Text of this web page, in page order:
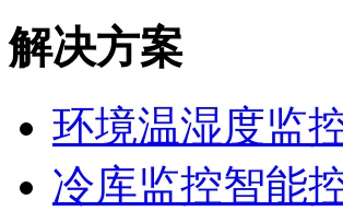
解决方案
环境温湿度监
冷库监控智能